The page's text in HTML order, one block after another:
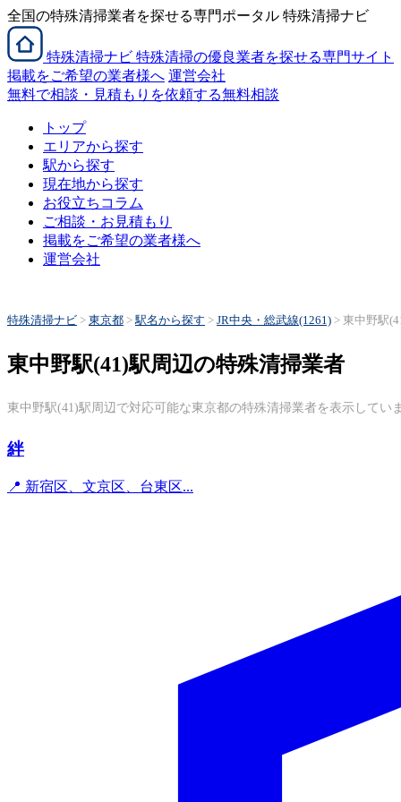
全国の特殊清掃業者を探せる専門ポータル 特殊清掃ナビ
特殊清掃ナビ 特殊清掃の優良業者を探せる専門サイト
掲載をご希望の業者様へ 運営会社
無料で相談・見積もりを依頼する無料相談
トップ
エリアから探す
駅から探す
現在地から探す
お役立ちコラム
ご相談・お見積もり
掲載をご希望の業者様へ
運営会社
特殊清掃ナビ > 東京都 >駅名から探す > JR中央・総武線(1261) > 東中野駅
東中野駅(41)駅周辺の特殊清掃業者
東中野駅(41)駅周辺で対応可能な東京都の特殊清掃業者を表示してい
絆
📍 新宿区、文京区、台東区...